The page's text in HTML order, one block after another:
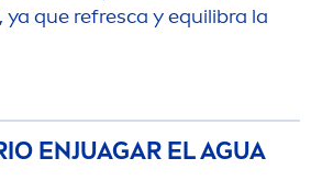
que refresca y equilibra la
ENJUAGAR EL AGUA